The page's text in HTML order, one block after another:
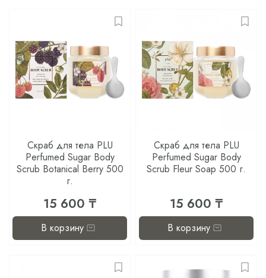
Скраб для тела PLU
Perfumed Sugar Body
Scrub Botanical Berry 500
г.
15 600 ₸
В корзину
Скраб для тела PLU
Perfumed Sugar Body
Scrub Fleur Soap 500 г.
15 600 ₸
В корзину